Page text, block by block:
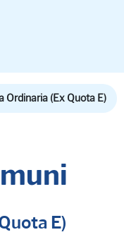
Ordinaria (Ex Quota E)
E)